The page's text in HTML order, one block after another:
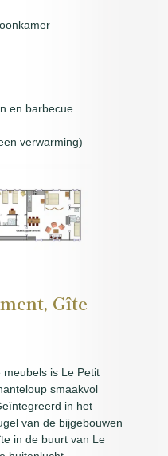
en barbecue
verwarming)
Gîte
is Le Petit
smaakvol
in het
van de bijgebouwen
in de buurt van Le